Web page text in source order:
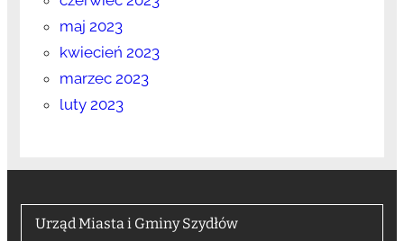
maj 2023
kwiecień 2023
marzec 2023
luty 2023
Urząd Miasta i Gminy Szydłów